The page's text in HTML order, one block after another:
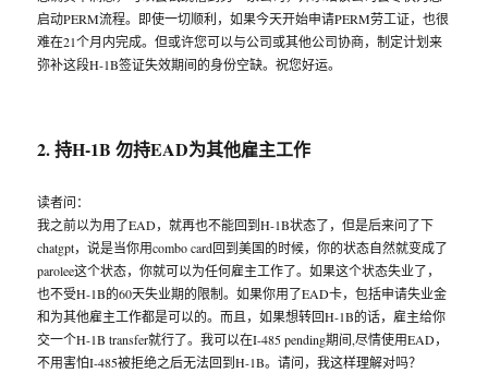
启动PERM流程。即使一切顺利，如果今天开始申请PERM劳工证，也很
难在21个月内完成。但或许您可以与公司或其他公司协商，制定计划来
弥补这段H-1B签证失效期间的身份空缺。祝您好运。
2. 持H-1B 勿持EAD为其他雇主工作
读者问：
我之前以为用了EAD，就再也不能回到H-1B状态了，但是后来问了下
chatgpt，说是当你用combo card回到美国的时候，你的状态自然就变成了
parolee这个状态，你就可以为任何雇主工作了。如果这个状态失业了，
也不受H-1B的60天失业期的限制。如果你用了EAD卡，包括申请失业金
和为其他雇主工作都是可以的。而且，如果想转回H-1B的话，雇主给你
交一个H-1B transfer就行了。我可以在I-485 pending期间,尽情使用EAD，
不用害怕I-485被拒绝之后无法回到H-1B。请问，我这样理解对吗？